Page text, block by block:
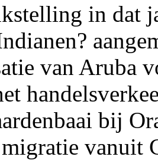
in dat
van Aruba
bij
vanuit